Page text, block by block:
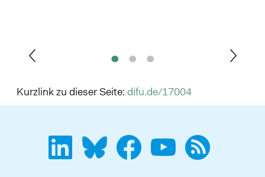
Kurzlink zu dieser Seite: difu.de/17004